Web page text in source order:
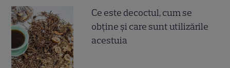
Ce este decoctul, cum se
obţine şi care sunt utilizările
acestuia